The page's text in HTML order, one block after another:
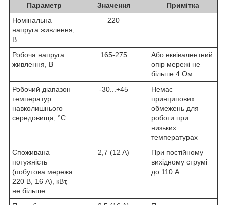
Параметр Значення
Примітка
Номінальна
напруга живлення,
B
220
Робоча напруга
живлення, B
165-275
Або еквівалентний
опір мережі не
більше 4 Ом
Робочий діапазон
температур
навколишнього
середовища, °С
-30...+45
Немає
принципових
обмежень для
роботи при
низьких
температурах
Споживана
потужність
(побутова мережа
220 В, 16 А), кВт,
не більше
2,7 (12 A)
При постійному
вихідному струмі
до 110 А